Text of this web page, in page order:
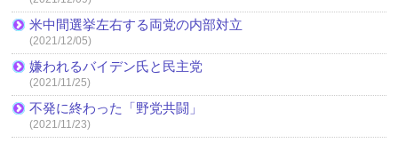
米中間選挙左右する両党の内部対立
(2021/12/05)
嫌われるバイデン氏と民主党
(2021/11/25)
不発に終わった「野党共闘」
(2021/11/23)